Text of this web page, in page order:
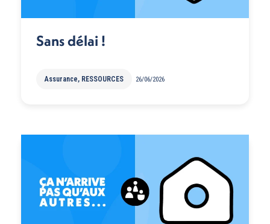
Sans délai !
Assurance, RESSOURCES 26/06/2026